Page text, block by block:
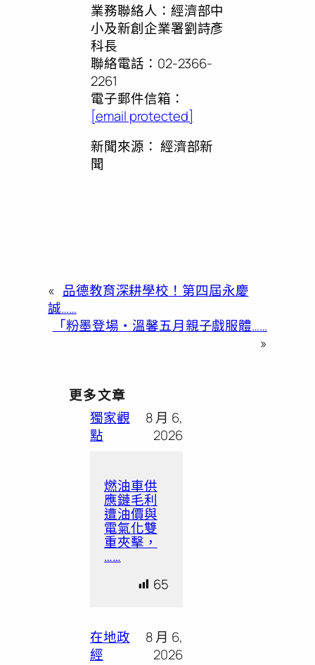
業務聯絡人：經濟部中
小及新創企業署劉詩彥
科長
聯絡電話：02-2366-
2261
電子郵件信箱：
[email protected]
新聞來源： 經濟部新
聞
« 品德教育深耕學校！第四屆永慶
誠……
「粉墨登場・溫馨五月親子戲服體……
»
更多文章
獨家觀
點
8 月 6,
2026
燃油車供
應鏈毛利
遭油價與
電氣化雙
重夾擊，
……
65
在地政
經
8 月 6,
2026